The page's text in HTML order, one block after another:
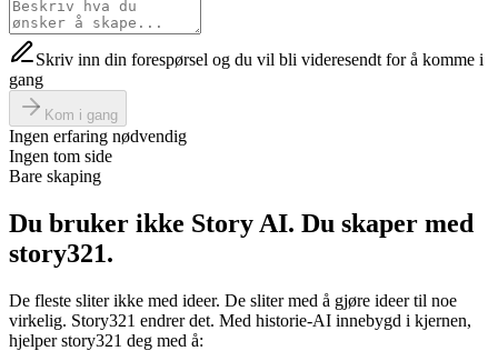
Skriv inn din forespørsel og du vil bli videresendt for å komme i
gang
Kom i gang
Ingen erfaring nødvendig
Ingen tom side
Bare skaping
Du bruker ikke Story AI. Du skaper med
story321.
De fleste sliter ikke med ideer. De sliter med å gjøre ideer til noe
virkelig. Story321 endrer det. Med historie-AI innebygd i kjernen,
hjelper story321 deg med å: